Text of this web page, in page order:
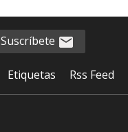
Suscríbete
Etiquetas Rss Feed